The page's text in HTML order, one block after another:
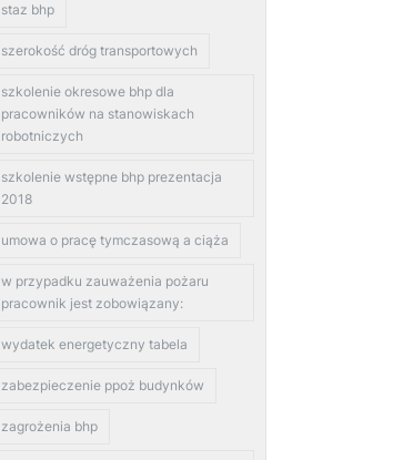
staz bhp
szerokość dróg transportowych
szkolenie okresowe bhp dla
pracowników na stanowiskach
robotniczych
szkolenie wstępne bhp prezentacja
2018
umowa o pracę tymczasową a ciąża
w przypadku zauważenia pożaru
pracownik jest zobowiązany:
wydatek energetyczny tabela
zabezpieczenie ppoż budynków
zagrożenia bhp